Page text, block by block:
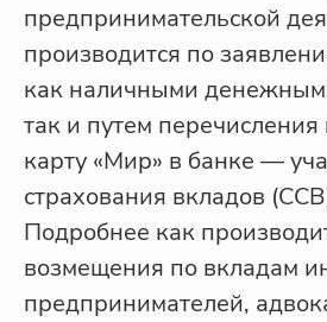
предпринимательской
производится по
как наличными
так и путем перечисления
карту «Мир» в банке —
страхования вкладов
Подробнее как
возмещения по вкладам
предпринимателей,